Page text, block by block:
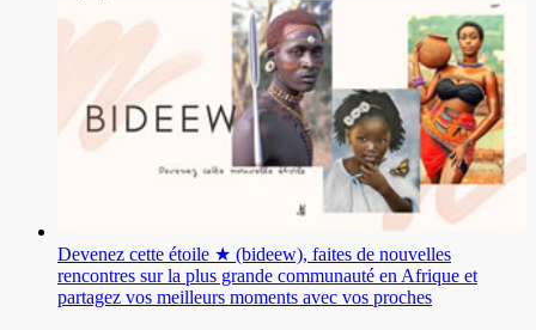
Devenez cette étoile ★ (bideew), faites de nouvelles
rencontres sur la plus grande communauté en Afrique et
partagez vos meilleurs moments avec vos proches